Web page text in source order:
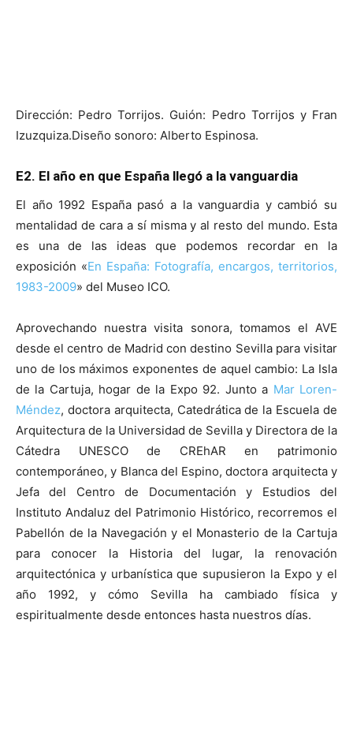
Dirección: Pedro Torrijos. Guión: Pedro Torrijos y Fran
Izuzquiza.Diseño sonoro: Alberto Espinosa.
E2. El año en que España llegó a la vanguardia
El año 1992 España pasó a la vanguardia y cambió su
mentalidad de cara a sí misma y al resto del mundo. Esta
es una de las ideas que podemos recordar en la
exposición «En España: Fotografía, encargos, territorios,
1983-2009» del Museo ICO.
Aprovechando nuestra visita sonora, tomamos el AVE
desde el centro de Madrid con destino Sevilla para visitar
uno de los máximos exponentes de aquel cambio: La Isla
de la Cartuja, hogar de la Expo 92. Junto a Mar Loren-
Méndez, doctora arquitecta, Catedrática de la Escuela de
Arquitectura de la Universidad de Sevilla y Directora de la
Cátedra UNESCO de CREhAR en patrimonio
contemporáneo, y Blanca del Espino, doctora arquitecta y
Jefa del Centro de Documentación y Estudios del
Instituto Andaluz del Patrimonio Histórico, recorremos el
Pabellón de la Navegación y el Monasterio de la Cartuja
para conocer la Historia del lugar, la renovación
arquitectónica y urbanística que supusieron la Expo y el
año 1992, y cómo Sevilla ha cambiado física y
espiritualmente desde entonces hasta nuestros días.